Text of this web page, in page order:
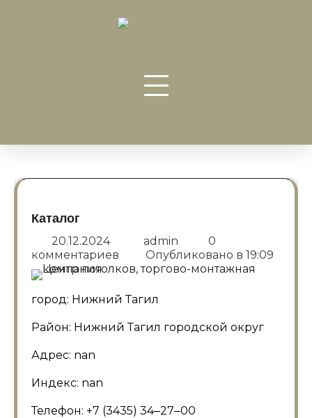
Каталог
20.12.2024 admin
0
комментариев
Опубликовано в 19:09
город: Нижний Тагил
Район: Нижний Тагил городской округ
Адрес: nan
Индекс: nan
Телефон: +7 (3435) 34‒27‒00